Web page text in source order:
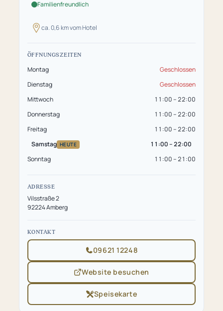
Familienfreundlich
ca. 0,6 km vom Hotel
ÖFFNUNGSZEITEN
Montag
Geschlossen
Dienstag
Geschlossen
Mittwoch
11:00 – 22:00
Donnerstag
11:00 – 22:00
Freitag
11:00 – 22:00
Samstag HEUTE
11:00 – 22:00
Sonntag
11:00 – 21:00
ADRESSE
Vilsstraße 2
92224 Amberg
KONTAKT
09621 12248
Website besuchen
(öffnet
in
neuem
Tab)
Speisekarte
(öffnet
in